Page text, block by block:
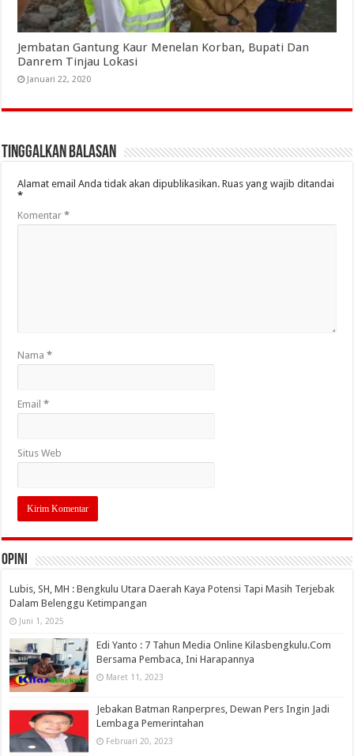
Jembatan Gantung Kaur Menelan Korban, Bupati Dan
Danrem Tinjau Lokasi
Januari 22, 2020
Tinggalkan Balasan
Alamat email Anda tidak akan dipublikasikan. Ruas yang wajib ditandai
*
Komentar*
Nama*
Email*
Situs Web
OPINI
Lubis, SH, MH : Bengkulu Utara Daerah Kaya Potensi Tapi Masih Terjebak
Dalam Belenggu Ketimpangan
Juni 1, 2025
Edi Yanto : 7 Tahun Media Online Kilasbengkulu.Com
Bersama Pembaca, Ini Harapannya
Maret 11, 2023
Jebakan Batman Ranperpres, Dewan Pers Ingin Jadi
Lembaga Pemerintahan
Februari 20, 2023